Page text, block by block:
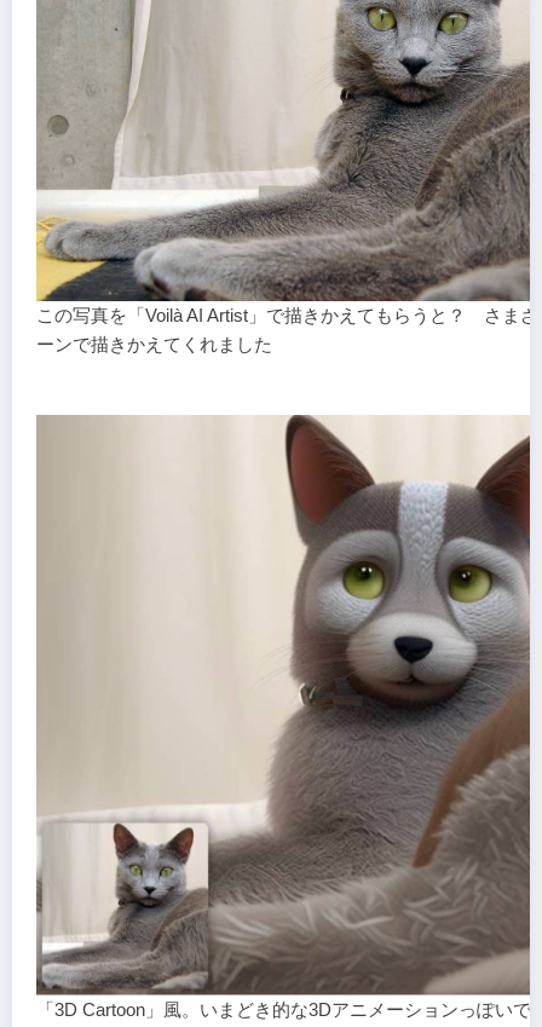
この写真を「Voilà AI Artist」で描きかえてもらうと？ さま
ーンで描きかえてくれました
「3D Cartoon」風。いまどき的な3Dアニメーションっぽいで